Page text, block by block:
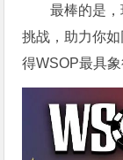
最棒的是
挑战，助力你
得WSOP最具